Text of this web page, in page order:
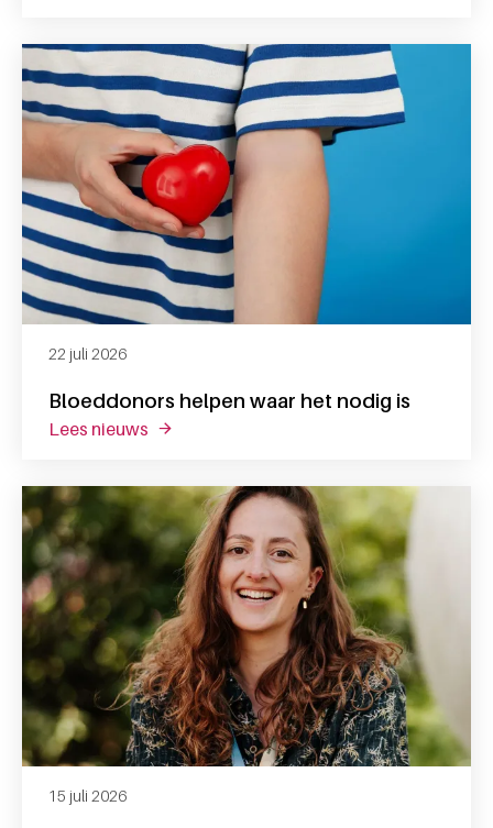
Bloeddonors helpen waar het nodig is
22 juli 2026
lees nieuws over bloeddonors helpen waar het nodig is
15 juli 2026